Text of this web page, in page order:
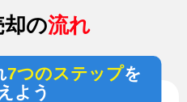
の流れ
7つのステップを
よう